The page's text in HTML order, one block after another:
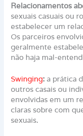
Relacionamentos
sexuais casuais ou
estabelecer um
Os parceiros
geralmente
não haja mal-
Swinging: a prática
outros casais ou
envolvidas em um
claras sobre com
sexuais.